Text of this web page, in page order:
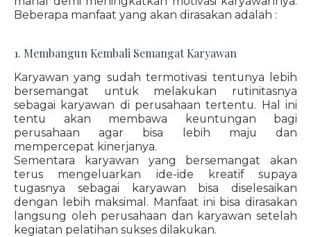
Beberapa manfaat yang akan dirasakan adalah :
1. Membangun Kembali Semangat Karyawan
Karyawan yang sudah termotivasi tentunya lebih
bersemangat untuk melakukan rutinitasnya
sebagai karyawan di perusahaan tertentu. Hal ini
tentu akan membawa keuntungan bagi
perusahaan agar bisa lebih maju dan
mempercepat kinerjanya.
Sementara karyawan yang bersemangat akan
terus mengeluarkan ide-ide kreatif supaya
tugasnya sebagai karyawan bisa diselesaikan
dengan lebih maksimal. Manfaat ini bisa dirasakan
langsung oleh perusahaan dan karyawan setelah
kegiatan pelatihan sukses dilakukan.